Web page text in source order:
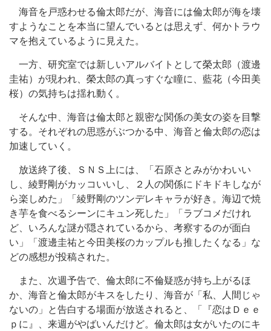
海音を戸惑わせる倫太郎だが、海音には倫太郎が海を壊
すようなことを本当に望んでいるとは思えず、何かトラウ
マを抱えているように見えた。
一方、研究室では新しいアルバイトとして榮太郎（渡邊
圭祐）が現われ、榮太郎の真っすぐな瞳に、藍花（今田美
桜）の気持ちは揺れ動く。
そんな中、海音は倫太郎と親密な関係の美女の姿を目撃
する。それぞれの思惑がぶつかる中、海音と倫太郎の恋は
加速していく。
放送終了後、ＳＮＳ上には、「石原さとみがかわいい
し、綾野剛がカッコいいし、２人の関係にドキドキしなが
ら楽しめた」「綾野剛のツンデレキャラが好き。海辺で焼
き芋を食べるシーンにキュン死した」「ラブコメだけれ
ど、いろんな謎が隠されているから、考察するのが面白
い」「渡邊圭祐と今田美桜のカップルも推したくなる」な
どの感想が投稿された。
また、次週予告で、倫太郎に不倫疑惑が持ち上がるほ
か、海音と倫太郎がキスをしたり、海音が「私、人間じゃ
ないの」と告白する場面が放送されると、「『恋はＤｅｅ
ｐに』、来週がやばいんだけど。倫太郎は女がいたのにキ